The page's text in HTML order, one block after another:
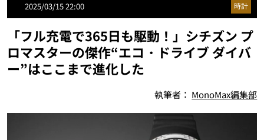
2025/03/15 22:00 時計
「フル充電で365日も駆動！」シチズン プ
ロマスターの傑作“エコ・ドライブ ダイバ
ー”はここまで進化した
執筆者： MonoMax編集部